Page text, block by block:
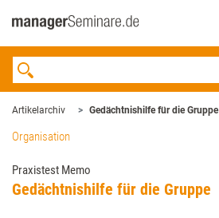
Artikelarchiv Gedächtnishilfe für die Gruppe
Organisation
Praxistest Memo
Gedächtnishilfe für die Gruppe